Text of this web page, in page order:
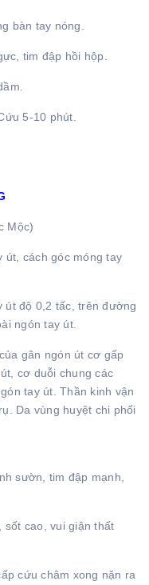
bàn tay nóng.
tim đập hồi hộp.
5-10 phút.
Mộc)
út, cách góc móng tay
út độ 0,2 tấc, trên đường
ngón tay út.
gân ngón út cơ gấp
cơ duỗi chung các
tay út. Thần kinh vận
Da vùng huyệt chi phối
sườn, tim đập mạnh,
cao, vui giận thất
cứu châm xong nặn ra